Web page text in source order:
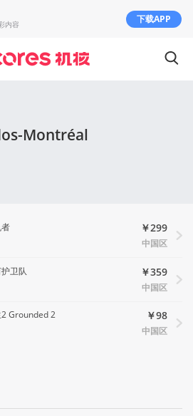
Montréal
￥299
中国区
卫队
￥359
中国区
Grounded 2
￥98
中国区
内容 下载APP